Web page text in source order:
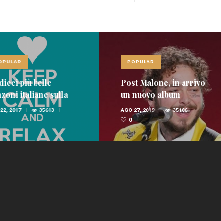
più belle
italiane sulla
35613
POPULAR
Post Malone, in arrivo
un nuovo album
AGO 27, 2019
35186
0